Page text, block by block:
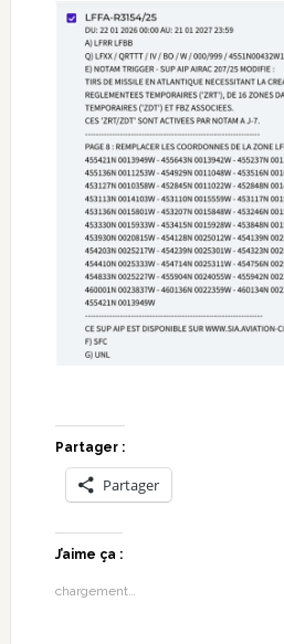
Partager :
Partager
J’aime ça :
chargement…